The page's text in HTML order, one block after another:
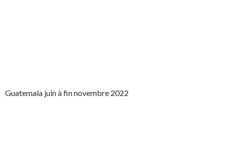
Guatemala juin à fin novembre 2022